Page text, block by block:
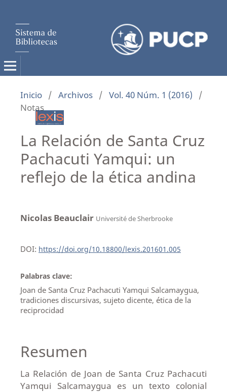
Inicio / Archivos / Vol. 40 Núm. 1 (2016)
/
Notas
La Relación de Santa Cruz
Pachacuti Yamqui: un
reflejo de la ética andina
Nicolas Beauclair Université de Sherbrooke
DOI: https://doi.org/10.18800/lexis.201601.005
Palabras clave:
Joan de Santa Cruz Pachacuti Yamqui Salcamaygua,
tradiciones discursivas, sujeto dicente, ética de la
reciprocidad
Resumen
La Relación de Joan de Santa Cruz Pachacuti
Yamqui Salcamaygua es un texto colonial